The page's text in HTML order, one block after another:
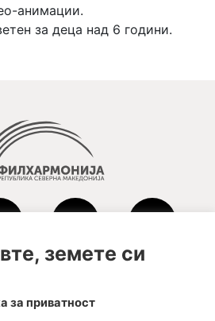
анимации.
за деца над 6 години.
Filharmonija
земете си
за приватност